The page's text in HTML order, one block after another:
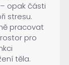
– opak části
stresu.
pracovat
pro
těla.